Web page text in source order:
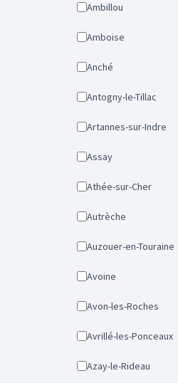
Ambillou
Amboise
Anché
Antogny-le-Tillac
Artannes-sur-Indre
Assay
Athée-sur-Cher
Autrèche
Auzouer-en-Touraine
Avoine
Avon-les-Roches
Avrillé-les-Ponceaux
Azay-le-Rideau